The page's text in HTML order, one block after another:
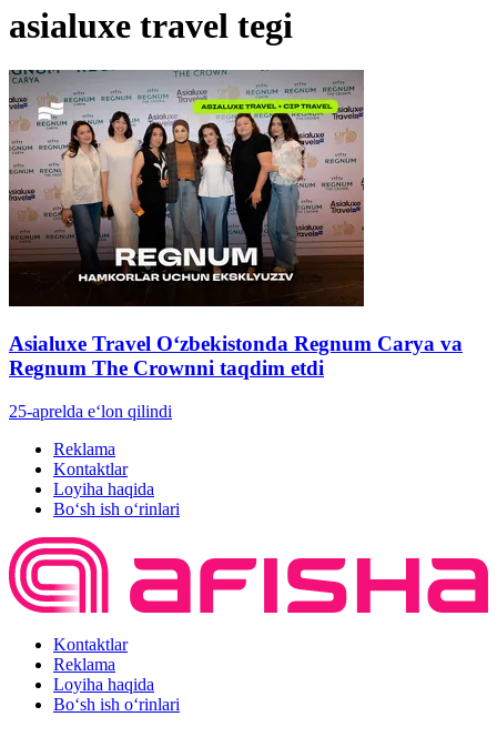
asialuxe travel tegi
Asialuxe Travel O‘zbekistonda Regnum Carya va
Regnum The Crownni taqdim etdi
25-aprelda e‘lon qilindi
Reklama
Kontaktlar
Loyiha haqida
Bo‘sh ish o‘rinlari
Kontaktlar
Reklama
Loyiha haqida
Bo‘sh ish o‘rinlari